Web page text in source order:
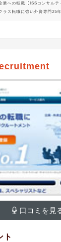
業への転職【ISSコンサル
ラス転職に強い外資専門25
口コミを見
ト